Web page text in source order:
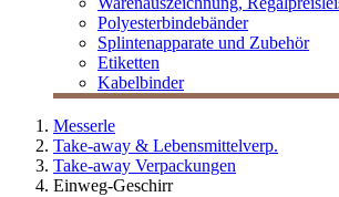
Polyesterbindebänder
Splintenapparate und Zubehör
Etiketten
Kabelbinder
Messerle
Take-away & Lebensmittelverp.
Take-away Verpackungen
Einweg-Geschirr